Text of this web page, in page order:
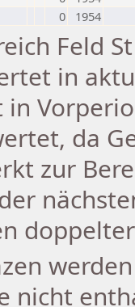
0 1954
Feld
in
da
zur
nicht